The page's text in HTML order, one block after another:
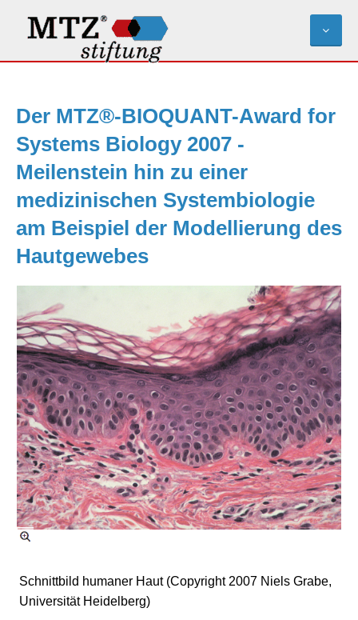
Der MTZ®-BIOQUANT-Award for
Systems Biology 2007 -
Meilenstein hin zu einer
medizinischen Systembiologie
am Beispiel der Modellierung des
Hautgewebes
Schnittbild humaner Haut (Copyright 2007 Niels Grabe,
Universität Heidelberg)